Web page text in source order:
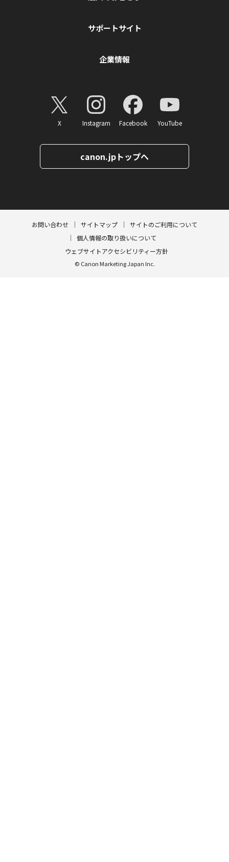
サポートサイト
企業情報
X Instagram Facebook YouTube
canon.jpトップへ
お問い合わせ サイトマップ
サイトのご利用について
個人情報の取り扱いについて
ウェブサイトアクセシビリティー方針
© Canon Marketing Japan Inc.